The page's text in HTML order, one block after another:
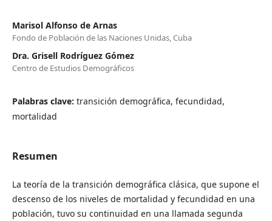
Marisol Alfonso de Arnas
Fondo de Población de las Naciones Unidas, Cuba
Dra. Grisell Rodríguez Gómez
Centro de Estudios Demográficos
Palabras clave: transición demográfica, fecundidad,
mortalidad
Resumen
La teoría de la transición demográfica clásica, que supone el
descenso de los niveles de mortalidad y fecundidad en una
población, tuvo su continuidad en una llamada segunda